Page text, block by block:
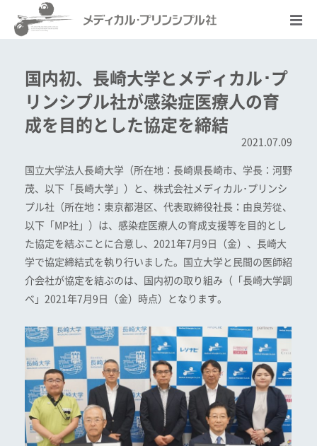
国内初、長崎大学とメディカル･プ
リンシプル社が感染症医療人の育
成を目的とした協定を締結
2021.07.09
国立大学法人長崎大学（所在地：長崎県長崎市、学長：河野
茂、以下「長崎大学」）と、株式会社メディカル･プリンシ
プル社（所在地：東京都港区、代表取締役社長：由良芳從、
以下「MP社」）は、感染症医療人の育成支援等を目的とし
た協定を結ぶことに合意し、2021年7月9日（金）、長崎大
学で協定締結式を執り行いました。国立大学と民間の医師紹
介会社が協定を結ぶのは、国内初の取り組み（「長崎大学調
べ」2021年7月9日（金）時点）となります。